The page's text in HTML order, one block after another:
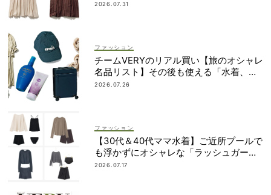
2026.07.31
ファッション
チームVERYのリアル買い【旅のオシャレ
名品リスト】その後も使える「水着、バ
ッグ、UVアイテムetc.」！
2026.07.26
ファッション
【30代＆40代ママ水着】ご近所プールで
も浮かずにオシャレな「ラッシュガード
＆ショートパンツセット」6選！
2026.07.17